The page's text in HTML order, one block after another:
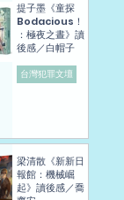
提子墨《童探
Bodacious！
：極夜之晝》讀
後感／白帽子
台灣犯罪文壇
梁清散《新新日
報館：機械崛
起》讀後感／喬